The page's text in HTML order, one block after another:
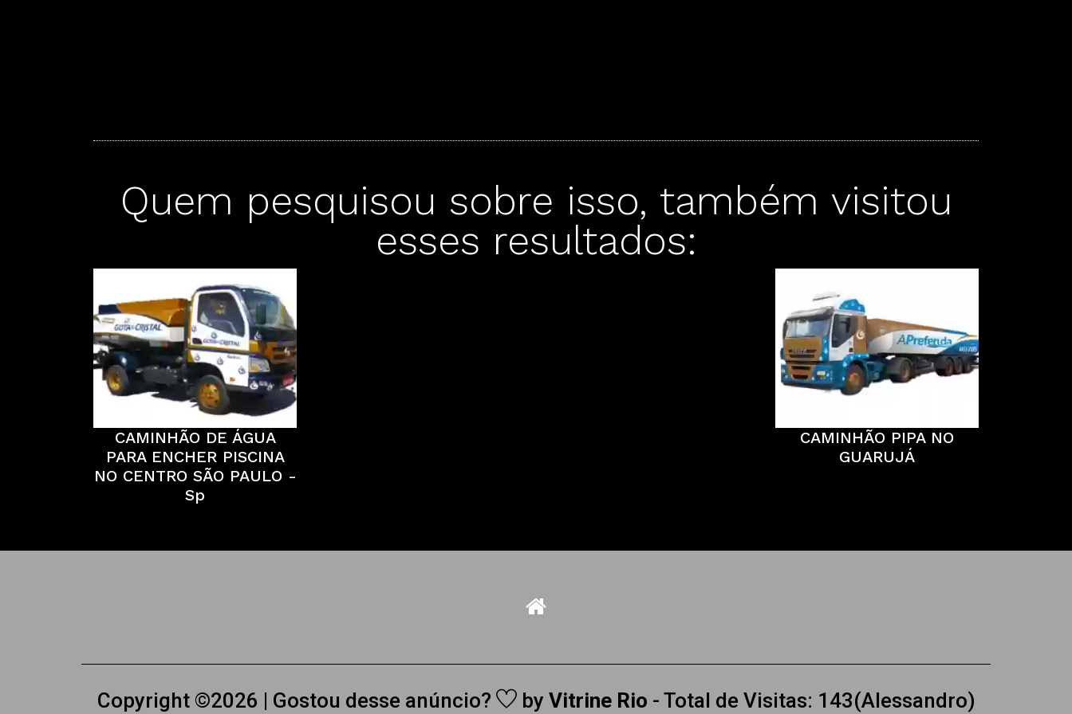
Quem pesquisou sobre isso, também visitou
esses resultados:
CAMINHÃO DE ÁGUA
PARA ENCHER PISCINA
NO CENTRO SÃO PAULO -
Sp
CAMINHÃO PIPA NO
GUARUJÁ
Copyright ©2026 | Gostou desse anúncio? by Vitrine Rio - Total de Visitas: 143(Alessandro)